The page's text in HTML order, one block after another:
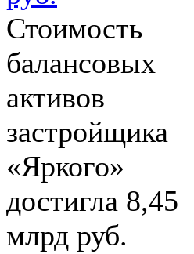
Стоимость
балансовых
активов
застройщика
«Яркого»
достигла 8,45
млрд руб.